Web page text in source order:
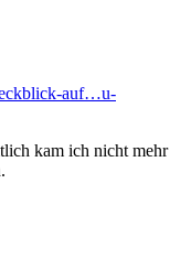
auf…u-
kam ich nicht mehr